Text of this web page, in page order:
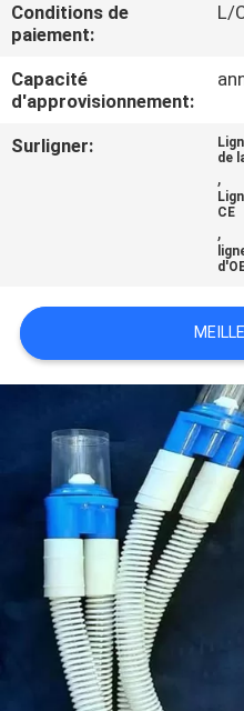
CONTACTEZ-
NOUS
DEMANDEZ
DU
SITE
PRIVACY
POLICY
Conditions de
paiement:
L/
Capacité
d'approvisionnement:
Surligner:
de
,
CE
,